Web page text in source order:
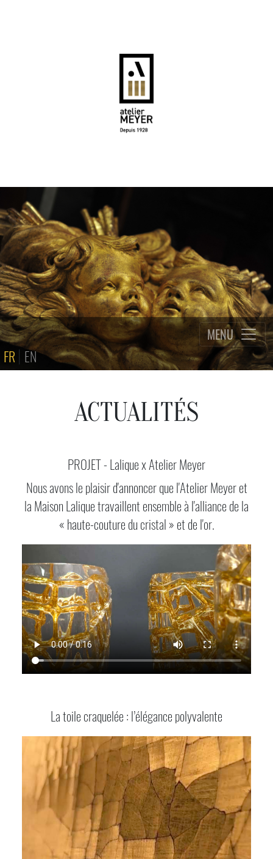
MENU
FR (current)
| EN(current)
ACTUALITÉS
PROJET - Lalique x Atelier Meyer
Nous avons le plaisir d'annoncer que l'Atelier Meyer et
la Maison Lalique travaillent ensemble à l'alliance de la
« haute-couture du cristal » et de l'or.
La toile craquelée : l’élégance polyvalente